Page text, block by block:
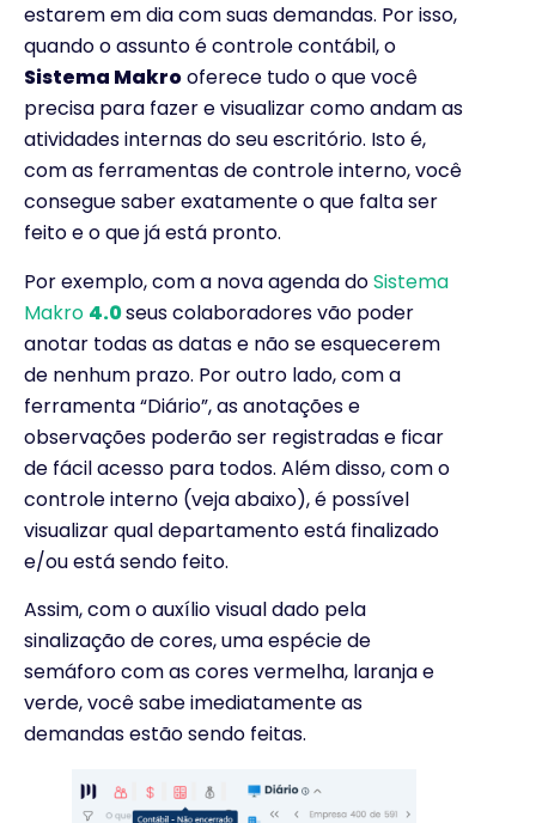
estarem em dia com suas demandas. Por isso,
quando o assunto é controle contábil, o
Sistema Makrooferece tudo o que você
precisa para fazer e visualizar como andam as
atividades internas do seu escritório. Isto é,
com as ferramentas de controle interno, você
consegue saber exatamente o que falta ser
feito e o que já está pronto.
Por exemplo, com a nova agenda doSistema
Makro 4.0seus colaboradores vão poder
anotar todas as datas e não se esquecerem
de nenhum prazo. Por outro lado, com a
ferramenta “Diário”, as anotações e
observações poderão ser registradas e ficar
de fácil acesso para todos. Além disso, com o
controle interno (veja abaixo), é possível
visualizar qual departamento está finalizado
e/ou está sendo feito.
Assim, com o auxílio visual dado pela
sinalização de cores, uma espécie de
semáforo com as cores vermelha, laranja e
verde, você sabe imediatamente as
demandas estão sendo feitas.